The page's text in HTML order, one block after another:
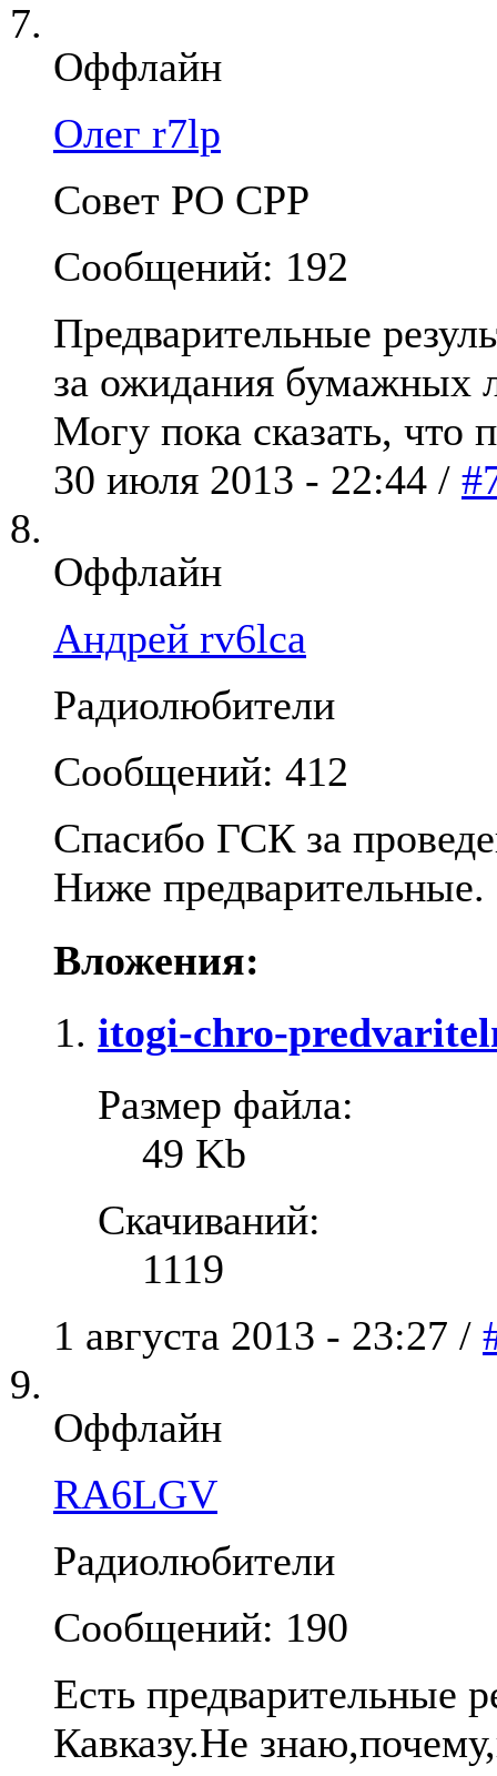
Оффлайн
Олег r7lp
Совет РО СРР
Сообщений: 192
Предварительные
за ожидания бумажных
Могу пока сказать, что
30 июля 2013 - 22:44 /
Оффлайн
Андрей rv6lca
Радиолюбители
Сообщений: 412
Спасибо ГСК за
Ниже предварительные.
Вложения:
itogi-chro-
Размер файла:
49 Kb
Скачиваний:
1119
1 августа 2013 - 23:27 /
Оффлайн
RA6LGV
Радиолюбители
Сообщений: 190
Есть предварительные
Кавказу.Не